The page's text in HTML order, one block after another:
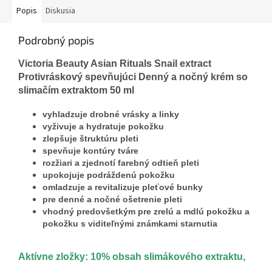
Popis Diskusia
Podrobný popis
Victoria Beauty Asian Rituals Snail extract
Protivráskový spevňujúci Denný a nočný krém so
slimačím extraktom 50 ml
vyhladzuje drobné vrásky a linky
vyživuje a hydratuje pokožku
zlepšuje štruktúru pleti
spevňuje kontúry tváre
rozžiari a zjednotí farebný odtieň pleti
upokojuje podráždenú pokožku
omladzuje a revitalizuje pleťové bunky
pre denné a nočné ošetrenie pleti
vhodný predovšetkým pre zrelú a mdlú pokožku a
pokožku s viditeľnými známkami starnutia
Aktívne zložky: 10% obsah slimákového extraktu,